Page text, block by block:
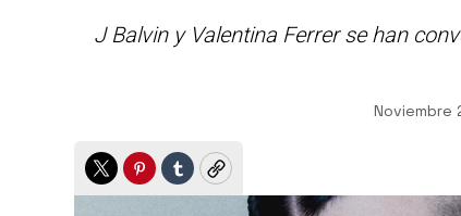
J Balvin y Valentina Ferrer se han
Noviembre
TwitterPinterest
TumblrCopy